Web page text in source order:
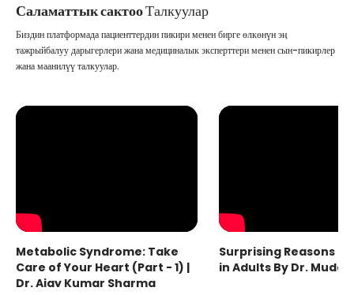
Саламаттык сактооТалкуулар
Биздин платформада пациенттердин пикири менен бирге өлкөнүн эң
тажрыйбалуу дарыгерлери жана медициналык эксперттери менен сын-пикирлер
жана маанилүү талкуулар.
Metabolic Syndrome: Take
Care of Your Heart (Part - 1) |
Dr. Ajay Kumar Sharma
Surprising Reasons
in Adults By Dr.